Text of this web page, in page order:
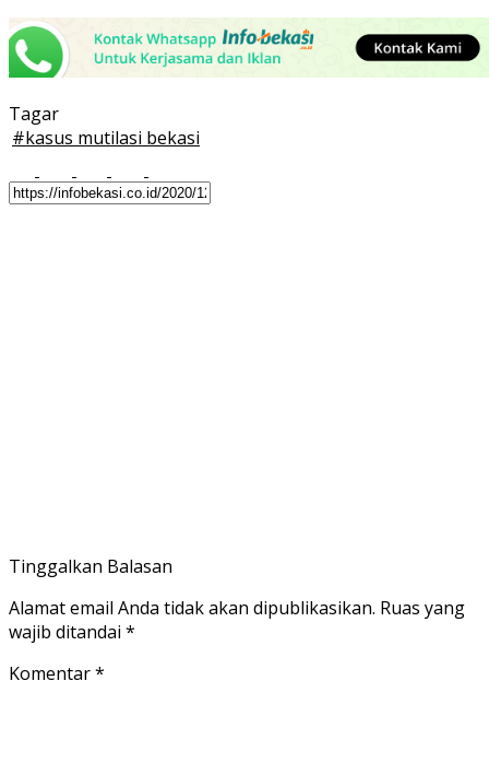
Tagar
#kasus mutilasi bekasi
Tinggalkan Balasan
Alamat email Anda tidak akan dipublikasikan. Ruas yang
wajib ditandai *
Komentar*